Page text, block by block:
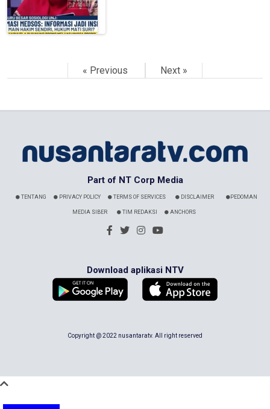
« Previous Next »
Part of NT Corp Media
TENTANG PRIVACY POLICY TERMS OF SERVICES DISCLAIMER PEDOMAN
MEDIA SIBER TIM REDAKSI ANCHORS
Download aplikasi NTV
Copyright @ 2022 nusantaratv. All right reserved